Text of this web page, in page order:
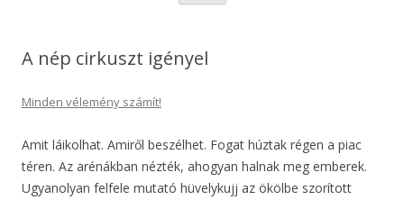
tartalomba
A nép cirkuszt igényel
Minden vélemény számít!
Amit láikolhat. Amiről beszélhet. Fogat húztak régen a piac
téren. Az arénákban nézték, ahogyan halnak meg emberek.
Ugyanolyan felfele mutató hüvelykujj az ökölbe szorított